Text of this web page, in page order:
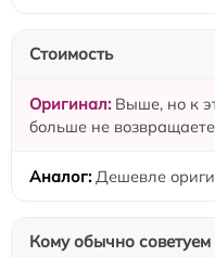
Стоимость
Выше, но к
больше не
Дешевле
Кому обычно советуем